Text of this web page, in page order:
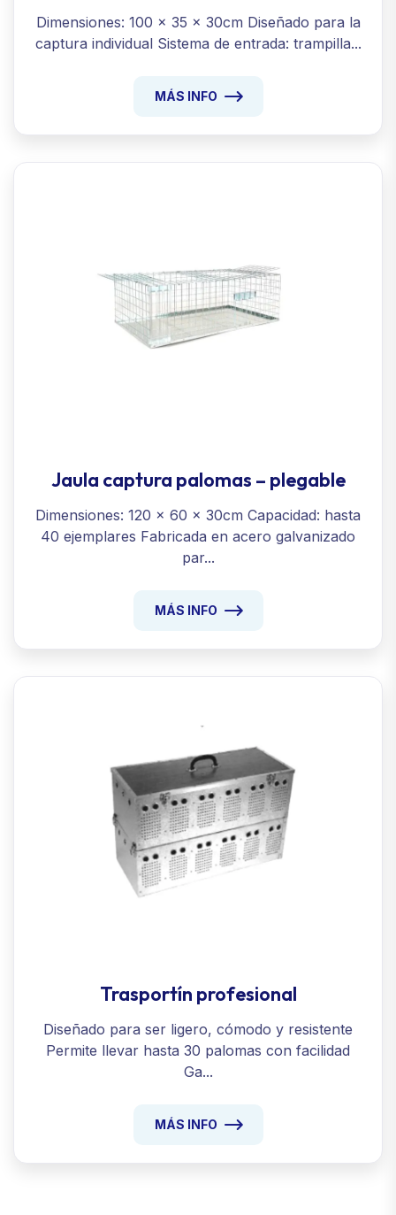
Dimensiones: 100 x 35 x 30cm Diseñado para la
captura individual Sistema de entrada: trampilla...
MÁS INFO
Jaula captura palomas – plegable
Dimensiones: 120 x 60 x 30cm Capacidad: hasta
40 ejemplares Fabricada en acero galvanizado
par...
MÁS INFO
Trasportín profesional
Diseñado para ser ligero, cómodo y resistente
Permite llevar hasta 30 palomas con facilidad
Ga...
MÁS INFO